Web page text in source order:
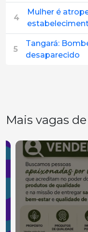
4
Mulher é
5
Tangará:
desaparecido
Mais vagas